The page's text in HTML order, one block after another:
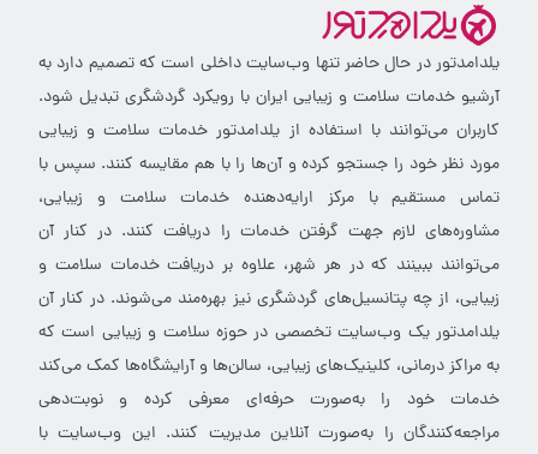
یلدامدتور در حال حاضر تنها وب‌سایت داخلی است که تصمیم دارد به
آرشیو خدمات سلامت و زیبایی ایران با رویکرد گردشگری تبدیل شود.
کاربران می‌توانند با استفاده از یلدامدتور خدمات سلامت و زیبایی
مورد نظر خود را جستجو کرده و آن‌ها را با هم مقایسه کنند. سپس با
تماس مستقیم با مرکز ارایه‌دهنده خدمات سلامت و زیبایی،
مشاوره‌های لازم جهت گرفتن خدمات را دریافت کنند. در کنار آن
می‌توانند ببینند که در هر شهر، علاوه بر دریافت خدمات سلامت و
زیبایی، از چه پتانسیل‌های گردشگری نیز بهره‌مند می‌شوند. در کنار آن
یلدامدتور یک وب‌سایت تخصصی در حوزه سلامت و زیبایی است که
به مراکز درمانی، کلینیک‌های زیبایی، سالن‌ها و آرایشگاه‌ها کمک می‌کند
خدمات خود را به‌صورت حرفه‌ای معرفی کرده و نوبت‌دهی
مراجعه‌کنندگان را به‌صورت آنلاین مدیریت کنند. این وب‌سایت با